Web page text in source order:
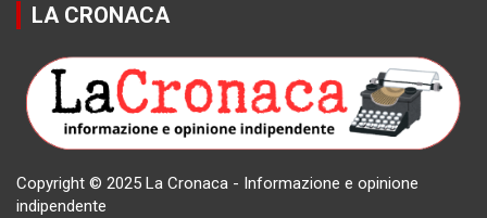
LA CRONACA
Copyright © 2025 La Cronaca - Informazione e opinione
indipendente